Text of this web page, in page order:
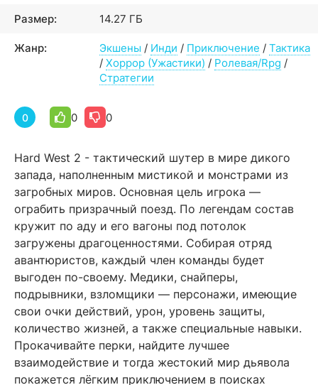
Размер: 14.27 ГБ
Жанр: Экшены / Инди / Приключение / Тактика
/ Хоррор (Ужастики) / Ролевая/Rpg /
Стратегии
0 0 0
Hard West 2 - тактический шутер в мире дикого
запада, наполненным мистикой и монстрами из
загробных миров. Основная цель игрока —
ограбить призрачный поезд. По легендам состав
кружит по аду и его вагоны под потолок
загружены драгоценностями. Собирая отряд
авантюристов, каждый член команды будет
выгоден по-своему. Медики, снайперы,
подрывники, взломщики — персонажи, имеющие
свои очки действий, урон, уровень защиты,
количество жизней, а также специальные навыки.
Прокачивайте перки, найдите лучшее
взаимодействие и тогда жестокий мир дьявола
покажется лёгким приключением в поисках